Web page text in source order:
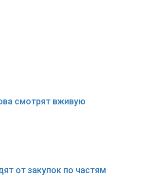
смотрят вживую
от закупок по частям